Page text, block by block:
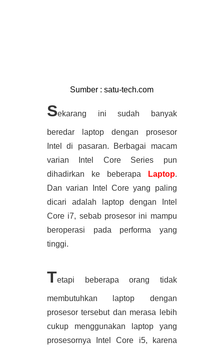
Sumber : satu-tech.com
Sekarang ini sudah banyak
beredar laptop dengan prosesor
Intel di pasaran. Berbagai macam
varian Intel Core Series pun
dihadirkan ke beberapa Laptop.
Dan varian Intel Core yang paling
dicari adalah laptop dengan Intel
Core i7, sebab prosesor ini mampu
beroperasi pada performa yang
tinggi.
Tetapi beberapa orang tidak
membutuhkan laptop dengan
prosesor tersebut dan merasa lebih
cukup menggunakan laptop yang
prosesornya Intel Core i5, karena